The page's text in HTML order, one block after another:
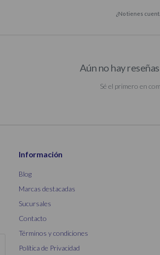
¿No tienes
Aún no hay
Sé el primero en
Información
Blog
Marcas destacadas
Sucursales
Contacto
Términos y condiciones
Política de Privacidad